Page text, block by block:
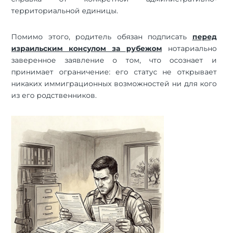
территориальной единицы.
Помимо этого, родитель обязан подписать перед
израильским консулом за рубежомнотариально
заверенное заявление о том, что осознает и
принимает ограничение: его статус не открывает
никаких иммиграционных возможностей ни для кого
из его родственников.